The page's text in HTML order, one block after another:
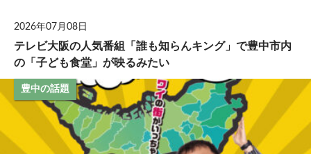
2026年07月08日
テレビ大阪の人気番組「誰も知らんキング」で豊中市内
の「子ども食堂」が映るみたい
豊中の話題